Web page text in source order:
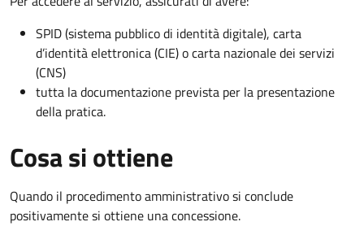
SPID (sistema pubblico di identità digitale), carta
d’identità elettronica (CIE) o carta nazionale dei servizi
(CNS)
tutta la documentazione prevista per la presentazione
della pratica.
Cosa si ottiene
Quando il procedimento amministrativo si conclude
positivamente si ottiene una concessione.